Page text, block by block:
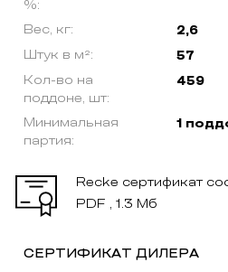
%:
Вес, кг:
2,6
Штук в м²: 57
Кол-во на
поддоне, шт:
459
Минимальная
партия:
1
Recke сертификат
PDF , 1.3 Мб
СЕРТИФИКАТ ДИЛЕРА